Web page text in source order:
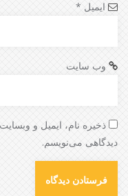
ایمیل *
وب‌ سایت
ذخیره نام، ایمیل و
دیدگاهی می‌نویسم.